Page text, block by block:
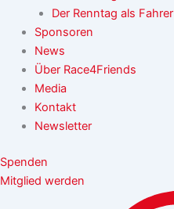
Der Renntag als Fahrer
Sponsoren
News
Über Race4Friends
Media
Kontakt
Newsletter
Spenden
Mitglied werden